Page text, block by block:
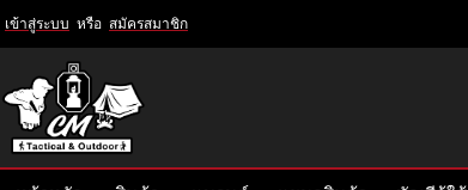
เข้าสู่ระบบ หรือ สมัครสมาชิก